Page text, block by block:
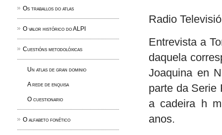
Os traballos do atlas
O valor histórico do ALPI
Cuestións metodolóxicas
Un atlas de gran dominio
A rede de enquisa
O cuestionario
O alfabeto fonético
Radio
Entrevista a
daquela
Joaquina en
parte da Serie
a cadeira h
anos.